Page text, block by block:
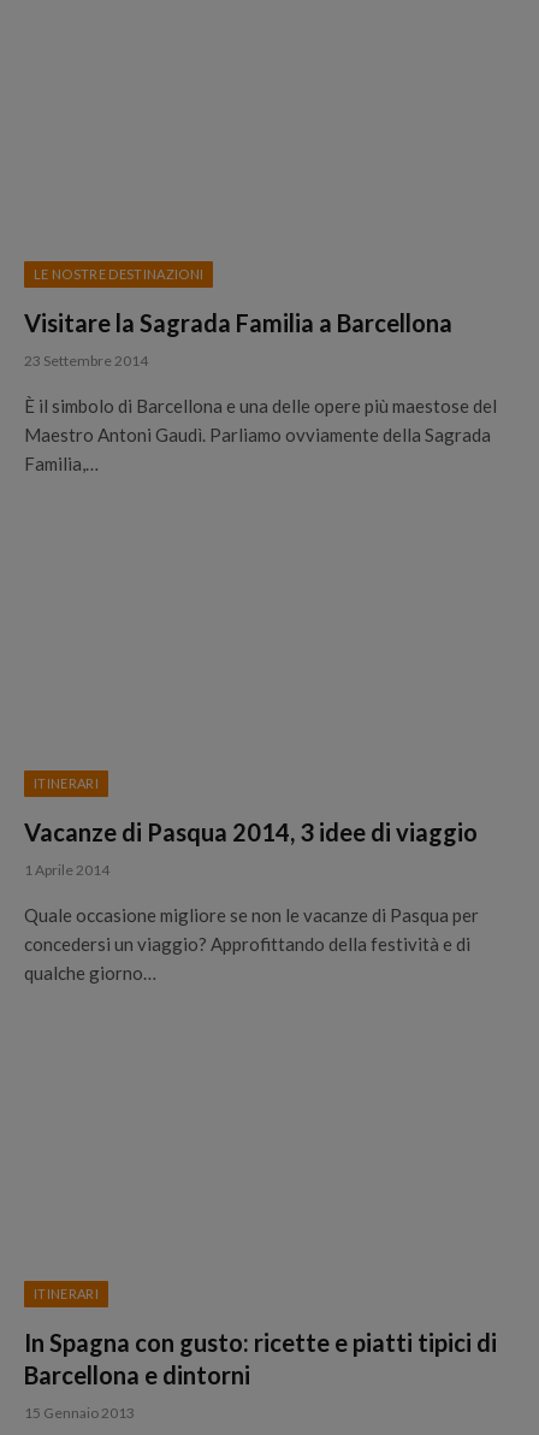
LE NOSTRE DESTINAZIONI
Visitare la Sagrada Familia a Barcellona
23 Settembre 2014
È il simbolo di Barcellona e una delle opere più maestose del
Maestro Antoni Gaudì. Parliamo ovviamente della Sagrada
Familia,…
ITINERARI
Vacanze di Pasqua 2014, 3 idee di viaggio
1 Aprile 2014
Quale occasione migliore se non le vacanze di Pasqua per
concedersi un viaggio? Approfittando della festività e di
qualche giorno…
ITINERARI
In Spagna con gusto: ricette e piatti tipici di
Barcellona e dintorni
15 Gennaio 2013